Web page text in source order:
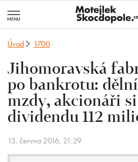
Úvod 1700
Jihomoravská
po bankrotu:
mzdy, akcionáři
dividendu 112
13. června 2016, 21:29